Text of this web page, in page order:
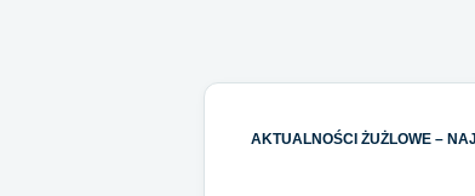
AKTUALNOŚCI ŻUŻLOWE –